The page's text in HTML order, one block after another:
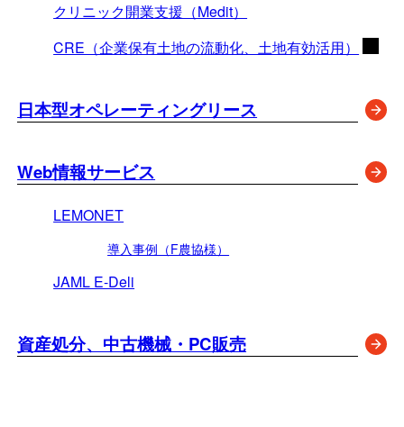
クリニック開業支援（Medit）
CRE（企業保有土地の流動化、土地有効活用）
日本型オペレーティングリース
Web情報サービス
LEMONET
導入事例（F農協様）
JAML E-Deli
資産処分、中古機械・PC販売